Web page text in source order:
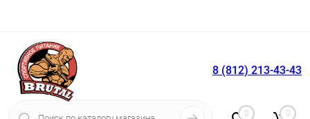
Вход Регистрация
8 (812) 213-43-43
0 0